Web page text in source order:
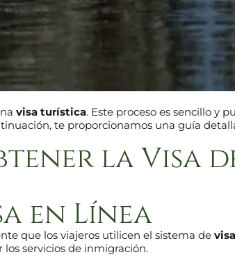
visa turística. Este proceso es sencillo y
te proporcionamos una guía
la Visa
en Línea
que los viajeros utilicen el sistema de
servicios de inmigración.